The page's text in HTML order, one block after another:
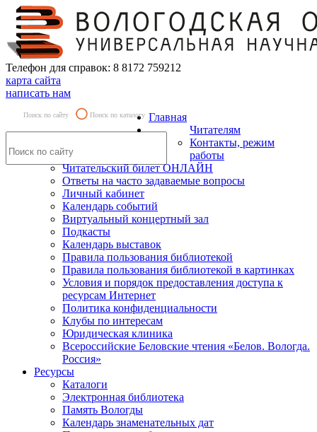
Телефон для справок: 8 8172 759212
карта сайта
написать нам
Поиск по сайту Поиск по каталогу Главная
Читателям
Контакты, режим
работы
Читательский билет ОНЛАЙН
Ответы на часто задаваемые вопросы
Личный кабинет
Календарь событий
Виртуальный концертный зал
Подкасты
Календарь выставок
Правила пользования библиотекой
Правила пользования библиотекой в картинках
Условия и порядок предоставления доступа к
ресурсам Интернет
Политика конфиденциальности
Клубы по интересам
Юридическая клиника
Всероссийские Беловские чтения «Белов. Вологда.
Россия»
Ресурсы
Каталоги
Электронная библиотека
Память Вологды
Календарь знаменательных дат